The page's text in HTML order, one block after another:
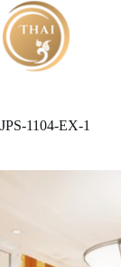
Skip
to
content
JPS-1104-EX-1